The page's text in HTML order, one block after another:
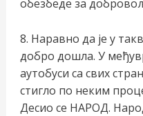
обезбеде за
8. Наравно да је у
добро дошла. У
аутобуси са свих
стигло по неким
Десио се НАРОД.